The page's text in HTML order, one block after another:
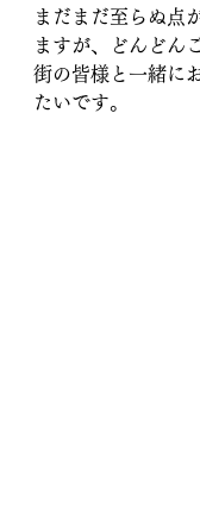
まだまだ至らぬ点
ますが、どんどん
街の皆様と一緒に
たいです。